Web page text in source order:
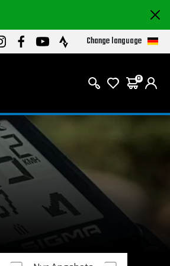
Change language
0